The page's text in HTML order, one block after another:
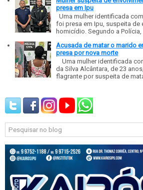
presa em Ipu
Uma mulher identificada
foi presa em Ipu, suspeita de
homicídio. Segundo a Polícia,
Acusada de matar o marido
presa por nova morte
Uma mulher identificada
da Silva Alcântara, de 23
flagrante por suspeita de